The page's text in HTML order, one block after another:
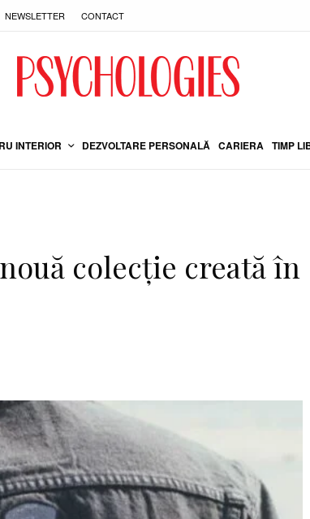
NEWSLETTER CONTACT
INTERIOR DEZVOLTARE PERSONALĂ CARIERA TIMP
colecție creată în